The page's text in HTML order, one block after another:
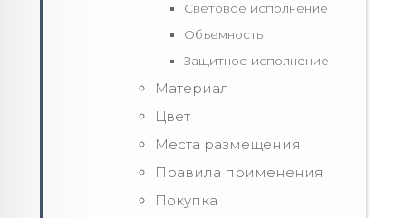
Световое исполнение
Объемность
Защитное исполнение
Материал
Цвет
Места размещения
Правила применения
Покупка